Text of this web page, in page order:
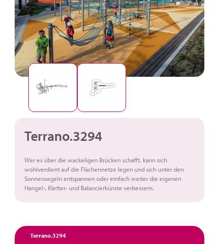
Terrano.3294
Wer es über die wackeligen Brücken schafft, kann sich
wohlverdient auf die Flächennetze legen und sich unter den
Sonnensegeln entspannen oder einfach weiter die eigenen
Hangel-, Kletter- und Balancierkünste verbessern.
Terrano.3294